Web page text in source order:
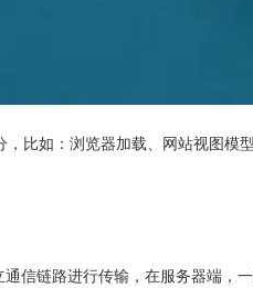
比如：浏览器加载、网站视图模
信链路进行传输，在服务器端，